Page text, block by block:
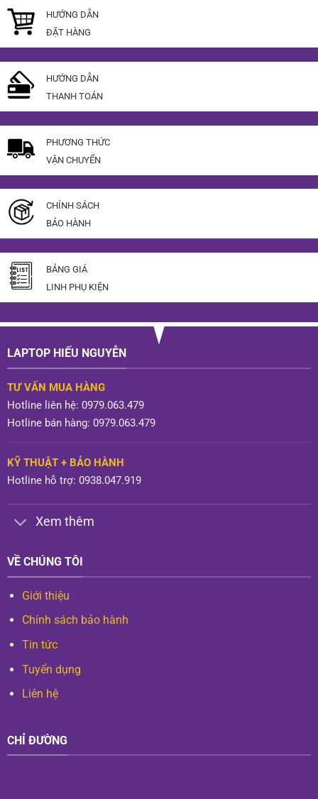
HƯỚNG DẪN
ĐẶT HÀNG
HƯỚNG DẪN
THANH TOÁN
PHƯƠNG THỨC
VẬN CHUYỂN
CHÍNH SÁCH
BẢO HÀNH
BẢNG GIÁ
LINH PHỤ KIỆN
LAPTOP HIẾU NGUYỄN
TƯ VẤN MUA HÀNG
Hotline liên hệ: 0979.063.479
Hotline bán hàng: 0979.063.479
KỸ THUẬT + BẢO HÀNH
Hotline hỗ trợ: 0938.047.919
Xem thêm
VỀ CHÚNG TÔI
Giới thiệu
Chính sách bảo hành
Tin tức
Tuyển dụng
Liên hệ
CHỈ ĐƯỜNG